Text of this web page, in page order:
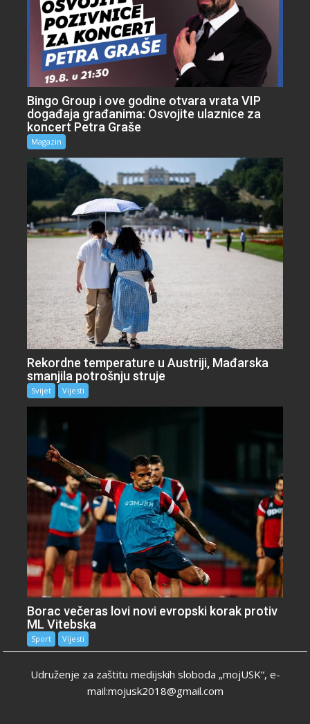
Bingo Group i ove godine otvara vrata VIP
događaja građanima: Osvojite ulaznice za
koncert Petra Graše
Magazin
Rekordne temperature u Austriji, Mađarska
smanjila potrošnju struje
Svijet Vijesti
Borac večeras lovi novi evropski korak protiv
ML Vitebska
Sport Vijesti
Udruženje za zaštitu medijskih sloboda „mojUSK“, e-
mail:mojusk2018@gmail.com